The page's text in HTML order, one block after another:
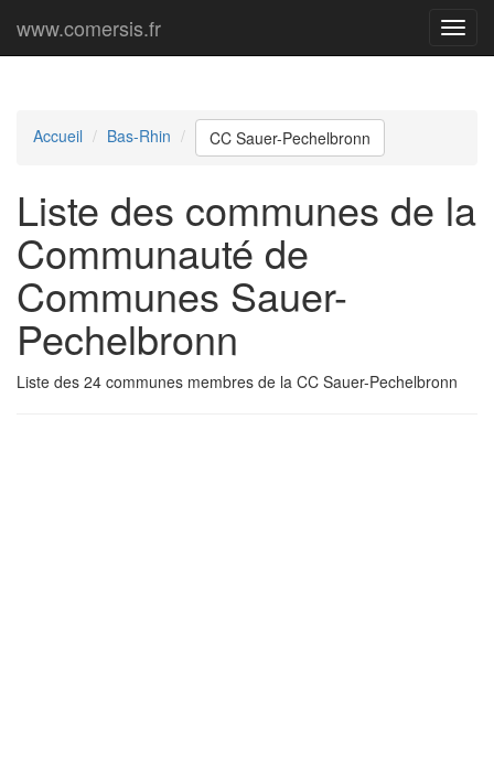
Menu
www.comersis.fr
Accueil Bas-Rhin CC Sauer-Pechelbronn
Liste des communes de la
Communauté de
Communes Sauer-
Pechelbronn
Liste des 24 communes membres de la CC Sauer-Pechelbronn